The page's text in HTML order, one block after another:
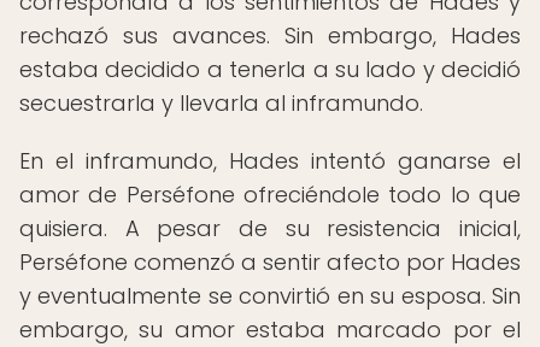
rechazó sus avances. Sin embargo, Hades
estaba decidido a tenerla a su lado y decidió
secuestrarla y llevarla al inframundo.
En el inframundo, Hades intentó ganarse el
amor de Perséfone ofreciéndole todo lo que
quisiera. A pesar de su resistencia inicial,
Perséfone comenzó a sentir afecto por Hades
y eventualmente se convirtió en su esposa. Sin
embargo, su amor estaba marcado por el